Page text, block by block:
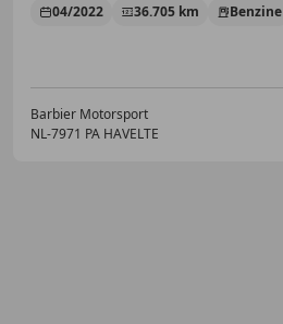
04/2022 36.705 km Benzine
Barbier Motorsport
NL-7971 PA HAVELTE